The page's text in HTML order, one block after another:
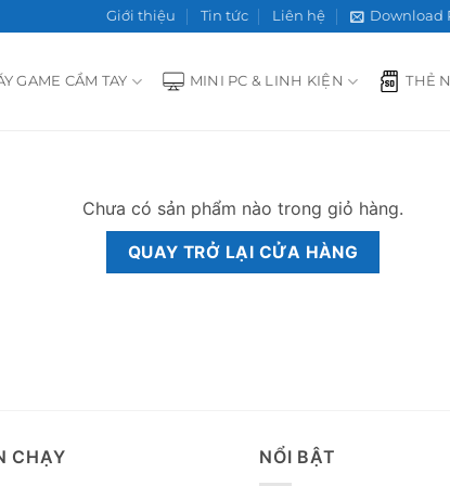
Giới thiệu Tin tức Liên hệ Download
GAME CẦM TAY MINI PC & LINH KIỆN THẺ
Chưa có sản phẩm nào trong giỏ hàng.
QUAY TRỞ LẠI CỬA HÀNG
CHẠY NỔI BẬT